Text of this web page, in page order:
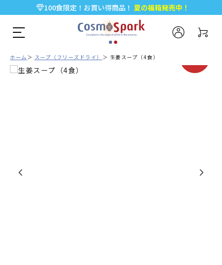
5,000円以上のお買い物で全国一律送料無料♪
新規会員登録で今すぐ使える500ポイント プレゼント！
ホーム スープ（フリーズドライ） 生姜スープ（4食）